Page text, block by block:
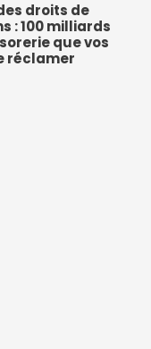
droits de
: 100 milliards
que vos
réclamer